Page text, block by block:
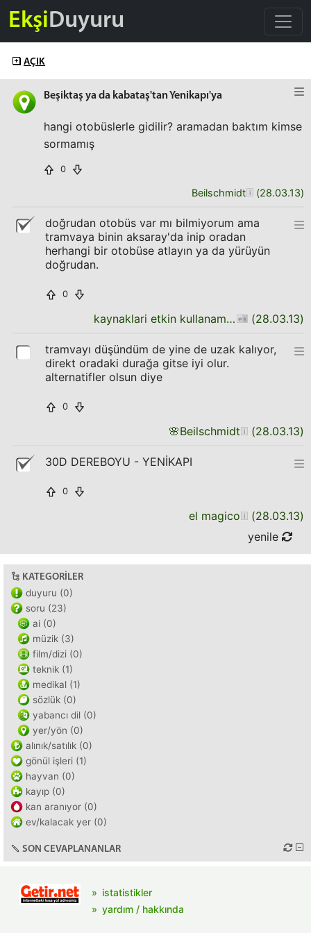
EkşiDuyuru
AÇIK
Beşiktaş ya da kabataş'tan Yenikapı'ya
hangi otobüslerle gidilir? aramadan baktım kimse
sormamış
0
Beilschmidt (28.03.13)
doğrudan otobüs var mı bilmiyorum ama
tramvaya binin aksaray'da inip oradan
herhangi bir otobüse atlayın ya da yürüyün
doğrudan.
0
kaynaklari etkin kullanamayan iktisatci (28.03.13)
tramvayı düşündüm de yine de uzak kalıyor,
direkt oradaki durağa gitse iyi olur.
alternatifler olsun diye
0
🌸Beilschmidt (28.03.13)
30D DEREBOYU - YENİKAPI
0
el magico (28.03.13)
yenile
KATEGORILER
duyuru (0)
soru (23)
ai (0)
müzik (3)
film/dizi (0)
teknik (1)
medikal (1)
sözlük (0)
yabancı dil (0)
yer/yön (0)
alınık/satılık (0)
gönül işleri (1)
hayvan (0)
kayıp (0)
kan aranıyor (0)
ev/kalacak yer (0)
SON CEVAPLANANLAR
istatistikler
yardım / hakkında